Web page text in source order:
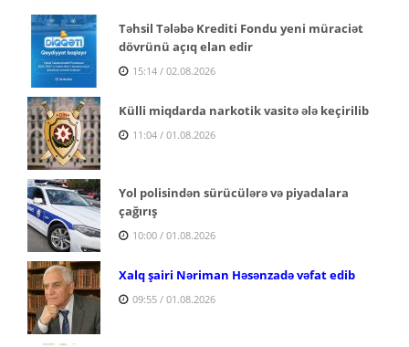
Təhsil Tələbə Krediti Fondu yeni müraciət
dövrünü açıq elan edir
15:14 / 02.08.2026
Külli miqdarda narkotik vasitə ələ keçirilib
11:04 / 01.08.2026
Yol polisindən sürücülərə və piyadalara
çağırış
10:00 / 01.08.2026
Xalq şairi Nəriman Həsənzadə vəfat edib
09:55 / 01.08.2026